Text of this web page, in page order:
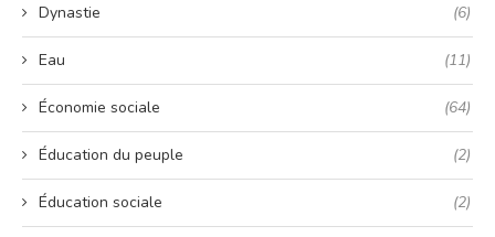
Dynastie (6)
Eau (11)
Économie sociale (64)
Éducation du peuple (2)
Éducation sociale (2)